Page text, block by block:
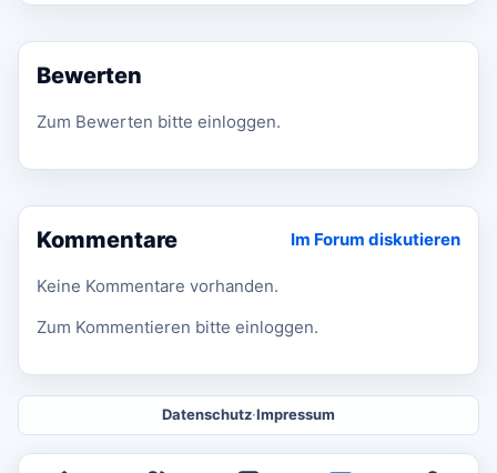
Bewerten
Zum Bewerten bitte einloggen.
Kommentare Im Forum diskutieren
Keine Kommentare vorhanden.
Zum Kommentieren bitte einloggen.
Datenschutz·Impressum